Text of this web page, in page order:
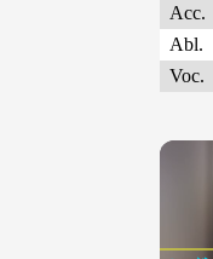
Acc.
Abl.
Voc.